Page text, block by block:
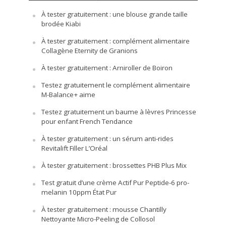
À tester gratuitement : une blouse grande taille
brodée Kiabi
À tester gratuitement : complément alimentaire
Collagène Eternity de Granions
À tester gratuitement : Arniroller de Boiron
Testez gratuitement le complément alimentaire
M-Balance+ aime
Testez gratuitement un baume à lèvres Princesse
pour enfant French Tendance
À tester gratuitement : un sérum anti-rides
Revitalift Filler L’Oréal
À tester gratuitement : brossettes PHB Plus Mix
Test gratuit d’une crème Actif Pur Peptide-6 pro-
melanin 10ppm État Pur
À tester gratuitement : mousse Chantilly
Nettoyante Micro-Peeling de Collosol